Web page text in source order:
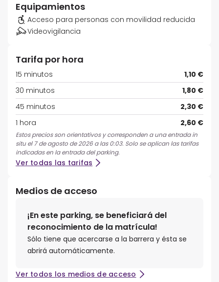
Equipamientos
Acceso para personas con movilidad reducida
Videovigilancia
Tarifa por hora
15 minutos
1,10 €
30 minutos
1,80 €
45 minutos
2,30 €
1 hora
2,60 €
Estos precios son orientativos y corresponden a una entrada in
situ el 7 de agosto de 2026 a las 0:03. Solo se aplican las tarifas
indicadas en la entrada del parking.
Ver todas las tarifas
Medios de acceso
¡En este parking, se beneficiará del
reconocimiento de la matrícula!
Sólo tiene que acercarse a la barrera y ésta se
abrirá automáticamente.
Ver todos los medios de acceso